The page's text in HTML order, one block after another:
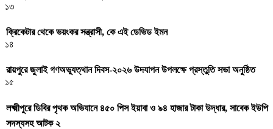
১৩
ক্রিকেটার থেকে ভয়ংকর সন্ত্রাসী, কে এই ডেভিড ইমন
১৪
রায়পুরে জুলাই গণঅভ্যুত্থান দিবস-২০২৬ উদযাপন উপলক্ষে প্রস্তুতি সভা অনুষ্ঠিত
১৫
লক্ষ্মীপুরে ডিবির পৃথক অভিযানে ৪৫০ পিস ইয়াবা ও ৯৪ হাজার টাকা উদ্ধার, সাবেক ইউপি
সদস্যসহ আটক ২